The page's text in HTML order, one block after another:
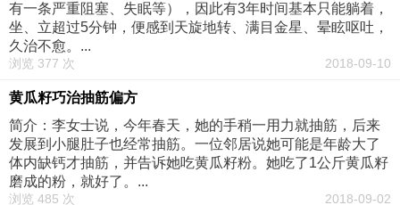
有一条严重阻塞、失眠等），因此有3年时间基本只能躺着，
坐、立超过5分钟，便感到天旋地转、满目金星、晕眩呕吐，
久治不愈。...
浏览 377 次 2018-09-10
黄瓜籽巧治抽筋偏方
简介：李女士说，今年春天，她的手稍一用力就抽筋，后来
发展到小腿肚子也经常抽筋。一位邻居说她可能是年龄大了
体内缺钙才抽筋，并告诉她吃黄瓜籽粉。她吃了1公斤黄瓜籽
磨成的粉，就好了。...
浏览 485 次 2018-09-02